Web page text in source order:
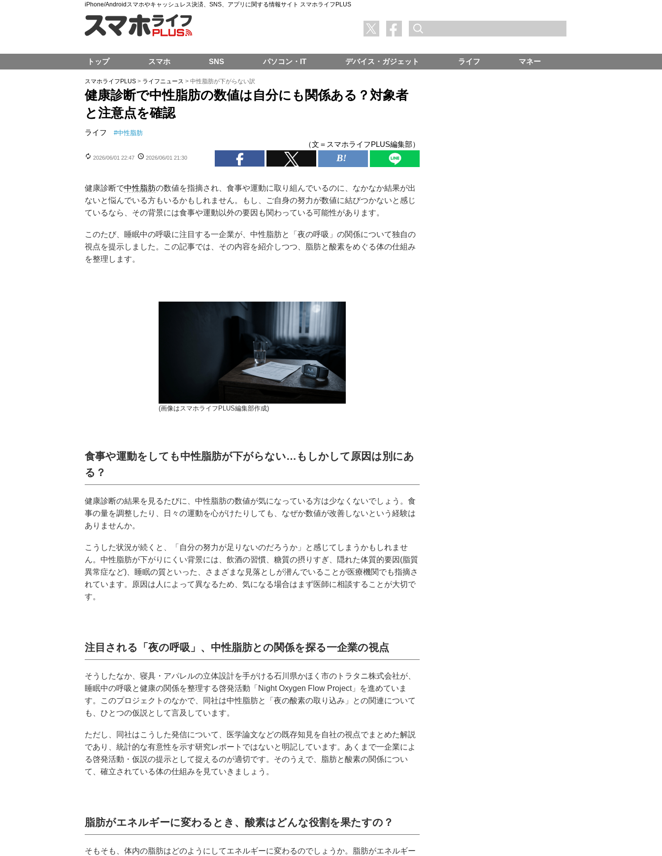
iPhone/Androidスマホやキャッシュレス決済、SNS、アプリに関する情報サイト スマホライフPLUS
スマホライフPLUS > ライフニュース > 中性脂肪が下がらない訳
健康診断で中性脂肪の数値は自分にも関係ある？対象者
と注意点を確認
ライフ #中性脂肪
（文＝スマホライフPLUS編集部）
2026/06/01 22:47 2026/06/01 21:30
健康診断で中性脂肪の数値を指摘され、食事や運動に取り組んでいるのに、なかなか結果が出
ないと悩んでいる方もいるかもしれません。もし、ご自身の努力が数値に結びつかないと感じ
ているなら、その背景には食事や運動以外の要因も関わっている可能性があります。
このたび、睡眠中の呼吸に注目する一企業が、中性脂肪と「夜の呼吸」の関係について独自の
視点を提示しました。この記事では、その内容を紹介しつつ、脂肪と酸素をめぐる体の仕組み
を整理します。
(画像はスマホライフPLUS編集部作成)
食事や運動をしても中性脂肪が下がらない…もしかして原因は別にあ
る？
健康診断の結果を見るたびに、中性脂肪の数値が気になっている方は少なくないでしょう。食
事の量を調整したり、日々の運動を心がけたりしても、なぜか数値が改善しないという経験は
ありませんか。
こうした状況が続くと、「自分の努力が足りないのだろうか」と感じてしまうかもしれませ
ん。中性脂肪が下がりにくい背景には、飲酒の習慣、糖質の摂りすぎ、隠れた体質的要因(脂質
異常症など)、睡眠の質といった、さまざまな見落としが潜んでいることが医療機関でも指摘さ
れています。原因は人によって異なるため、気になる場合はまず医師に相談することが大切で
す。
注目される「夜の呼吸」、中性脂肪との関係を探る一企業の視点
そうしたなか、寝具・アパレルの立体設計を手がける石川県かほく市のトラタニ株式会社が、
睡眠中の呼吸と健康の関係を整理する啓発活動「Night Oxygen Flow Project」を進めていま
す。このプロジェクトのなかで、同社は中性脂肪と「夜の酸素の取り込み」との関連について
も、ひとつの仮説として言及しています。
ただし、同社はこうした発信について、医学論文などの既存知見を自社の視点でまとめた解説
であり、統計的な有意性を示す研究レポートではないと明記しています。あくまで一企業によ
る啓発活動・仮説の提示として捉えるのが適切です。そのうえで、脂肪と酸素の関係につい
て、確立されている体の仕組みを見ていきましょう。
脂肪がエネルギーに変わるとき、酸素はどんな役割を果たすの？
そもそも、体内の脂肪はどのようにしてエネルギーに変わるのでしょうか。脂肪がエネルギー
トップ スマホ SNS パソコン・IT デバイス・ガジェット ライフ マネー